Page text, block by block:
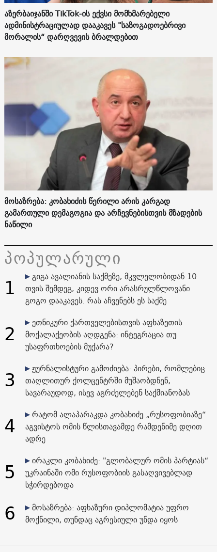
აზერბაიჯანში TikTok-ის ექვსი მომხმარებელი
ადმინისტრაციულად დააკავეს "საზოგადოებრივი
მორალის“ დარღვევის ბრალდებით
მოსაზრება: კობახიძის წერილი არის კარგად
გამართული დემაგოგია და არჩევნებისთვის მზადების
ნაწილი
პოპულარული
1
გიგა ავალიანის საქმეზე, მკვლელობიდან 10
თვის შემდეგ, კიდევ ორი არასრულწლოვანი
გოგო დააკავეს. რას აჩვენებს ეს საქმე
2
ეთნიკური ქართველებისთვის აფხაზეთის
მოქალაქეობის აღდგენა: ინტეგრაცია თუ
უსაფრთხოების მუქარა?
3
ჟურნალისტური გამოძიება: პირები, რომლებიც
თაღლითურ ქოლცენტრში მუშაობდნენ,
სავარაუდოდ, ისევ აგრძელებენ საქმიანობას
4
რატომ ალაპარაკდა კობახიძე „რუსოფობიაზე“
აგვისტოს ომის წლისთავამდე რამდენიმე დღით
ადრე
5
ირაკლი კობახიძე: "გლობალურ ომის პარტიას“
უკრაინაში ომი რუსოფობიის გასაღვივებლად
სჭირდებოდა
6
მოსაზრება: აფხაზური დიპლომატია უფრო
მოქნილი, თუნდაც აგრესიული უნდა იყოს